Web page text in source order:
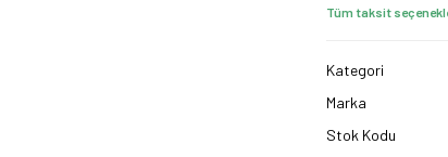
Tüm taksit
Kategori
Marka
Stok Kodu